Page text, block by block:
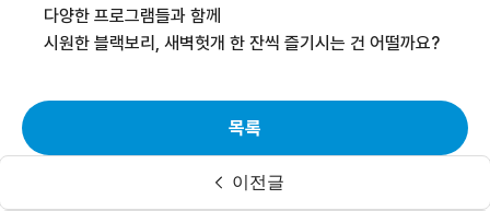
다양한 프로그램들과 함께
시원한 블랙보리, 새벽헛개 한 잔씩 즐기시는 건 어떨까요?
이전글
목록